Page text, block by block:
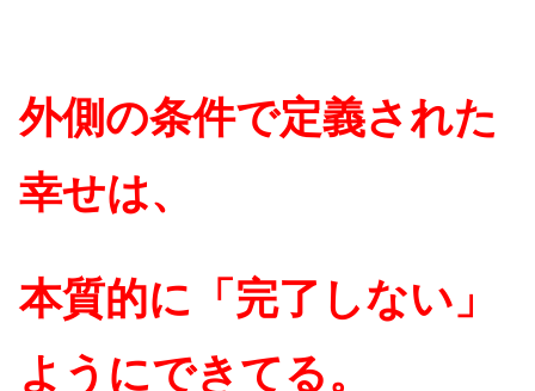
外側の条件で定義された
幸せは、
本質的に「完了しない」
ようにできてる。